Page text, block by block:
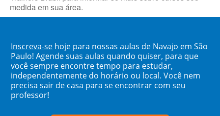
medida em sua área.
Inscreva-se hoje para nossas aulas de Navajo em São
Paulo! Agende suas aulas quando quiser, para que
você sempre encontre tempo para estudar,
independentemente do horário ou local. Você nem
precisa sair de casa para se encontrar com seu
professor!